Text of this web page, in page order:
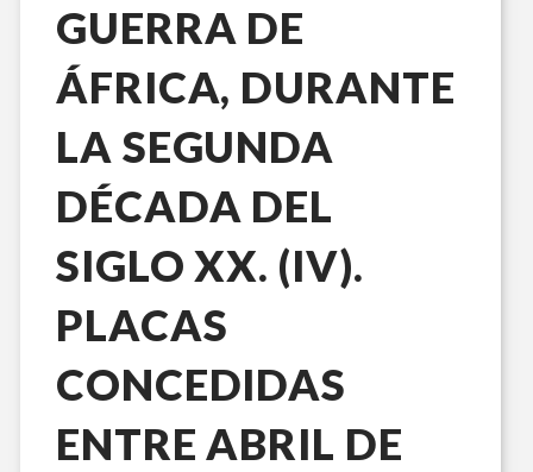
GUERRA DE
ÁFRICA, DURANTE
LA SEGUNDA
DÉCADA DEL
SIGLO XX. (IV).
PLACAS
CONCEDIDAS
ENTRE ABRIL DE